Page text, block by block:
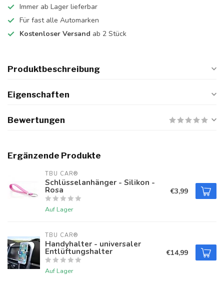
Immer ab Lager lieferbar
Für fast alle Automarken
Kostenloser Versand ab 2 Stück
Produktbeschreibung
Eigenschaften
Bewertungen
Ergänzende Produkte
TBU CAR®
Schlüsselanhänger - Silikon -
Rosa
Auf Lager
€3,99
TBU CAR®
Handyhalter - universaler
Entlüftungshalter
Auf Lager
€14,99